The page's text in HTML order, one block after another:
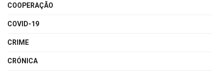
COOPERAÇÃO
COVID-19
CRIME
CRÓNICA